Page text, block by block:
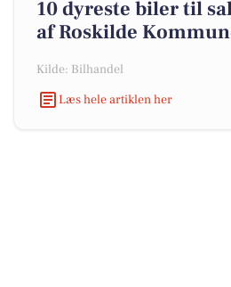
10 dyreste biler til
af Roskilde
Kilde: Bilhandel
Læs hele artiklen her